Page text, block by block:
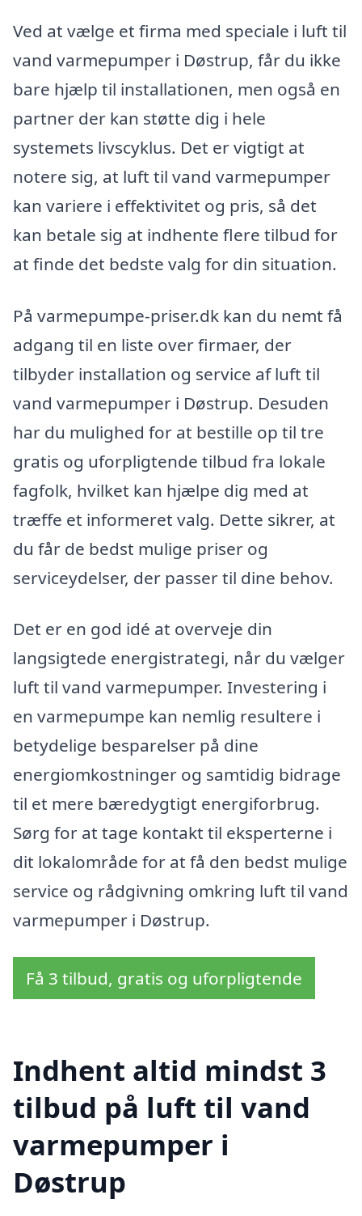
Ved at vælge et firma med speciale i luft til
vand varmepumper i Døstrup, får du ikke
bare hjælp til installationen, men også en
partner der kan støtte dig i hele
systemets livscyklus. Det er vigtigt at
notere sig, at luft til vand varmepumper
kan variere i effektivitet og pris, så det
kan betale sig at indhente flere tilbud for
at finde det bedste valg for din situation.
På varmepumpe-priser.dk kan du nemt få
adgang til en liste over firmaer, der
tilbyder installation og service af luft til
vand varmepumper i Døstrup. Desuden
har du mulighed for at bestille op til tre
gratis og uforpligtende tilbud fra lokale
fagfolk, hvilket kan hjælpe dig med at
træffe et informeret valg. Dette sikrer, at
du får de bedst mulige priser og
serviceydelser, der passer til dine behov.
Det er en god idé at overveje din
langsigtede energistrategi, når du vælger
luft til vand varmepumper. Investering i
en varmepumpe kan nemlig resultere i
betydelige besparelser på dine
energiomkostninger og samtidig bidrage
til et mere bæredygtigt energiforbrug.
Sørg for at tage kontakt til eksperterne i
dit lokalområde for at få den bedst mulige
service og rådgivning omkring luft til vand
varmepumper i Døstrup.
Få 3 tilbud, gratis og uforpligtende
Indhent altid mindst 3
tilbud på luft til vand
varmepumper i
Døstrup